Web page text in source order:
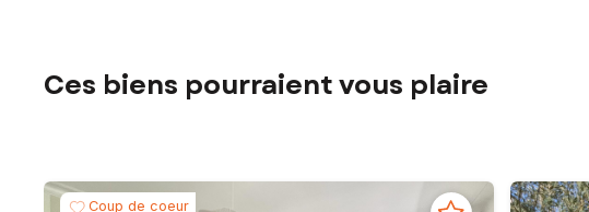
Ces biens pourraient vous plaire
Coup de coeur